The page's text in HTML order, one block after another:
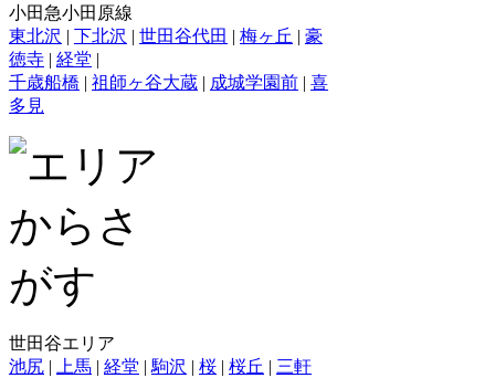
小田急小田原線
東北沢 | 下北沢 | 世田谷代田 | 梅ヶ丘 | 豪
徳寺 | 経堂 |
千歳船橋 | 祖師ヶ谷大蔵 | 成城学園前 | 喜
多見
世田谷エリア
池尻 | 上馬 | 経堂 | 駒沢 | 桜 | 桜丘 | 三軒